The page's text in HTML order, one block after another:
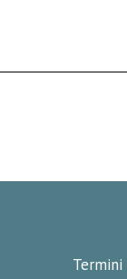
Termini